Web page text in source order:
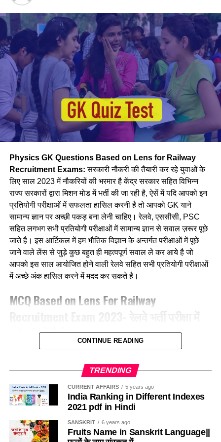
राथल की दो छोटी बेटियाँ है। वे बताती है कि घर और नौकरी का संतुलन
बनाना चुनौतीपूर्ण रहता है, फिर भी वे अपना संतुलन बखूबी तौर से निभाती
है।
वे कहती है कि उनके इस काम को लेकर कई लोग ताने सुनाते है लेकिन वे
लोगों की बातों पर ध्यान नहीं देती है और अपना काम पूरे मन से करती है।
नीलम मानती है कि महिलाओ को हर क्षेत्र में आना चाहिए। क्योंकि महिला
पुरुष से बेहतर काम कर सकती है।
उत्तर पश्चिम रेलवे के सीपीआरओ कैप्टन शशिकिरण कहते हैं कि हमारा
प्रयास सदैव रहता है कि नीलम राथल जैसी महिलाओं के माध्यम से नारी
शक्ति के मुहीम को बढ़ावा मिल सके। महिलाये अपना कार्य बहुत ही धैर्य और
लगाव से करती है जो कि पुरुषों से बेहतर रहता है।
Region
Expected Vacancy
मध्य
28606
पूर्व तट
8278
पूर्व मध्य
14439
पूर्व
30327
मेट्रो
1069
उत्तर मध्य
18383
पूर्वोत्तर
14118
उत्तर
38967
उत्तर पश्चिमी
15207
दक्षिण मध्य
16947
दक्षिण पूर्व मध्य
8025
दक्षिण पूर्व
17661
दक्षिण
22357
दक्षिण पश्चिम
6581
पश्चिम मध्य
11636
पश्चिम
30667
Indian Railway 2023 Recruitment:
Frequently Asked Questions
भारतीय रेलवे भर्ती बोर्ड (आरआरबी) द्वारा अभी आधिकारिक तौर पर ग्रुप डी
भर्ती का ऐलान नहीं किया गया है, परंतु मीडिया रिपोर्ट के मुताबिक जून
जानकारी के लिए आधिकारिक वेबसाइट indianrailways.gov.in विजिट
Physics GK Questions Based on Lens for Railway
Recruitment Exams: सरकारी नौकरी की तैयारी कर रहे युवाओं के
लिए साल 2023 में नौकरियों की भरमार है केंद्र सरकार सहित विभिन्न
राज्य सरकारों द्वारा मिशन मोड में भर्ती की जा रही है, ऐसें में यदि आपको इन
प्रतियोगी परीक्षाओं में सफलता हासिल करनी है तो आपको GK याने
सामान्य ज्ञान पर अच्छी पकड़ बना लेनी चाहिए। रेलवे, एससीसी, PSC
सहित लगभग सभी प्रतियोगी परीक्षाओं में सामान्य ज्ञान से सवाल ज़रूर पूछे
जाते है। इस आर्टिकल में हम भौतिक विज्ञान के अन्तर्गत परीक्षाओं में पूछे
जाने वाले लेंस से जुड़े कुछ बहुत ही महत्वपूर्ण सवाल ले कर आये है जो
आपको इस साल आयोजित होने वाली रेलवे सहित सभी प्रतियोगी परीक्षाओं
में अच्छे अंक हासिल करने में मदद कर सकते है।
MCQ Based on LensForRailway
पूछे जा रहें है ये
1. Which of the following lens will diverge the ray of
निम्नलिखित में से कौन सा लेंस प्रकाश की किरण को अधिक अपसारित
करेगा?
A. 2 D
B. 1 D
CONTINUE READING
TRENDING
CURRENT AFFAIRS 5 years ago
India Ranking in Different Indexes
2021 pdf in Hindi
SANSKRIT 6 years ago
Fruits Name in Sanskrit Language||